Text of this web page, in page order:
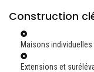
Construction
Maisons individuelles
Extensions et